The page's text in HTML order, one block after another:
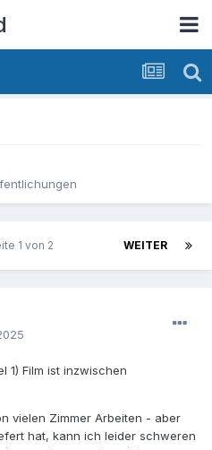
WEITER
1 von 2
1) Film ist inzwischen
vielen Zimmer Arbeiten - aber
hat, kann ich leider schweren